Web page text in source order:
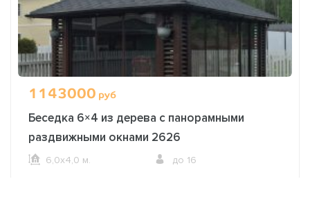
1143000 руб
Беседка 6×4 из дерева с панорамными
раздвижными окнами 2626
6,0х4,0 м. до 16